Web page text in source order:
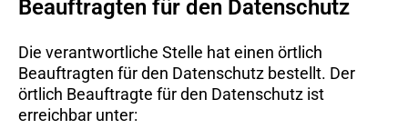
Beauftragten für den Datenschutz
Die verantwortliche Stelle hat einen örtlich
Beauftragten für den Datenschutz bestellt. Der
örtlich Beauftragte für den Datenschutz ist
erreichbar unter: